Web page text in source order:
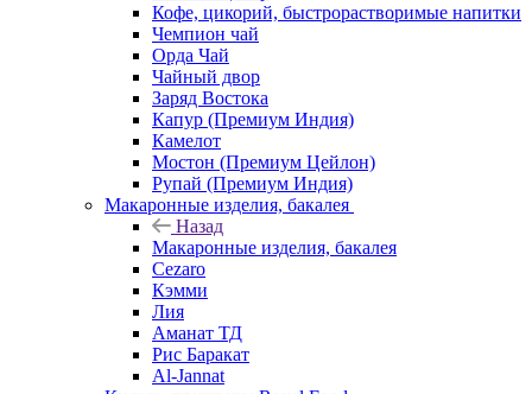
Кофе, цикорий, быстрорастворимые напитки
Чемпион чай
Орда Чай
Чайный двор
Заряд Востока
Капур (Премиум Индия)
Камелот
Мостон (Премиум Цейлон)
Рупай (Премиум Индия)
Макаронные изделия, бакалея
Назад
Макаронные изделия, бакалея
Cezaro
Кэмми
Лия
Аманат ТД
Рис Баракат
Al-Jannat